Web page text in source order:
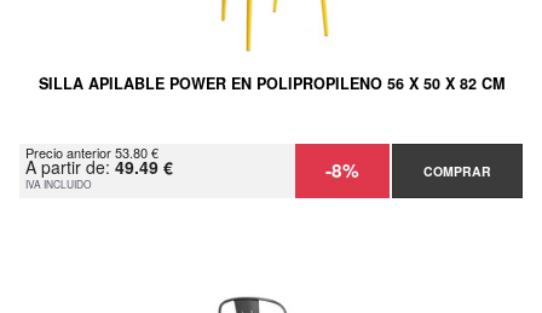
SILLA APILABLE POWER EN POLIPROPILENO 56 X 50 X 82 CM
Precio anterior 53.80 €
A partir de: 49.49 €
IVA INCLUIDO -8% COMPRAR